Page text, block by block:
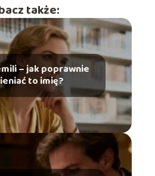
także:
– jak poprawnie
to imię?